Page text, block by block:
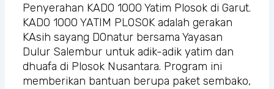
Penyerahan KADO 1000 Yatim Plosok di Garut.
KADO 1000 YATIM PLOSOK adalah gerakan
KAsih sayang DOnatur bersama Yayasan
Dulur Salembur untuk adik-adik yatim dan
dhuafa di Plosok Nusantara. Program ini
memberikan bantuan berupa paket sembako,